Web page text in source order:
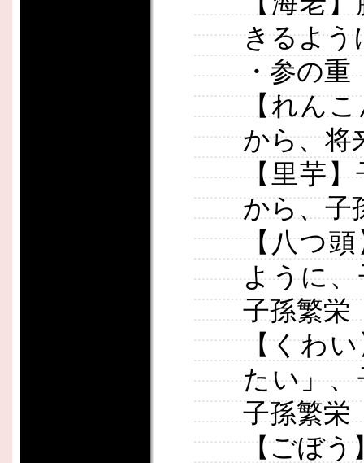
きるよう
・参の重
【れん
から、将
【里芋
から、子
【八つ
ように
子孫繁栄
【くわ
たい」
子孫繁栄
【ごぼう